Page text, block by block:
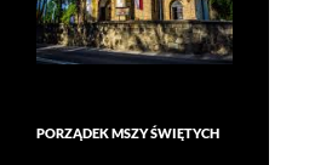
PORZĄDEK MSZY ŚWIĘTYCH